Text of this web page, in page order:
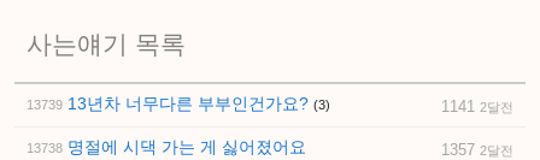
사는얘기 목록
13739 13년차 너무다른 부부인건가요? (3) 1141 2달전
13738 명절에 시댁 가는 게 싫어졌어요 1357 2달전